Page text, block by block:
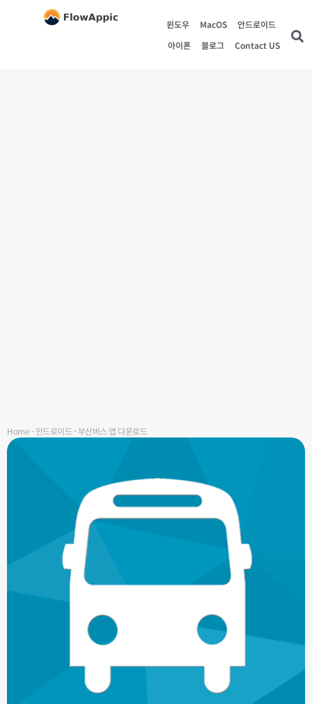
윈도우 MacOS
안드로이드
아이폰
블로그 Contact US
Home-안드로이드-부산버스 앱 다운로드